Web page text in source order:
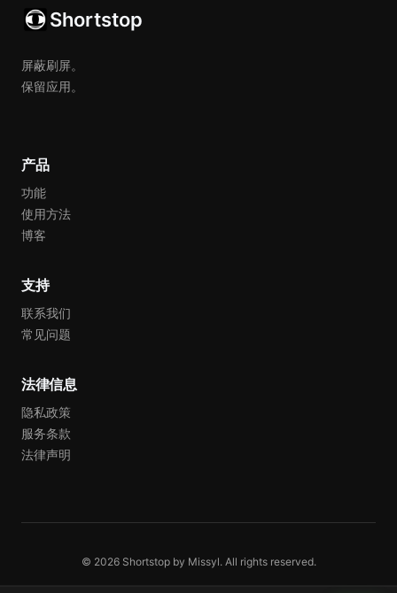
Shortstop
屏蔽刷屏。
保留应用。
产品
功能
使用方法
博客
支持
联系我们
常见问题
法律信息
隐私政策
服务条款
法律声明
© 2026 Shortstop by Missyl. All rights reserved.